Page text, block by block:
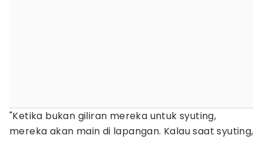
"Ketika bukan giliran mereka untuk syuting,
mereka akan main di lapangan. Kalau saat syuting,